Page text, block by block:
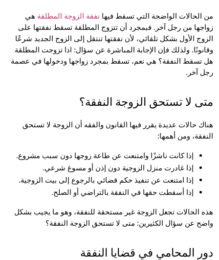
الواضحة التي تسقط فيها نفقة الزوجة المطلقة
هي
زواجها من رجل آخر. فبمجرد أن تتزوج المطلقة تسقط نفقتها على
الزوج الأول بشكل تلقائي، لأن نفقتها تنتقل إلى الزوج الجديد شرعًا
وقانونًا. ولذلك فإن الإجابة المباشرة عن سؤال: اذا تزوجت المطلقة
هل تسقط النفقة؟ هي نعم، تسقط بمجرد زواجها ودخولها في عصمة
آخر.
لا تستحق الزوجة النفقة؟
هناك حالات عديدة يقرر فيها القانون والفقه أن الزوجة لا تستحق
ومن أهمها:
إذا كانت ناشزًا وامتنعت عن طاعة زوجها دون سبب مشروع.
إذا غادرت منزل الزوجية دون إذن أو مسوغ شرعي.
إذا امتنعت عن تنفيذ حكم قضائي بالرجوع إلى بيت الزوجية.
إذا أسقطت حقها في النفقة بالتراضي أو الصلح.
هذه الحالات تجعل الزوجة غير مستحقة للنفقة، وهو ما يجيب بشكل
عن سؤال الكثيرين: متى لا تستحق الزوجة النفقة؟
المحامي في قضايا النفقة